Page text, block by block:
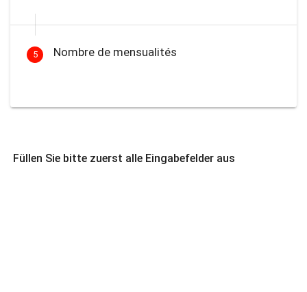
5 Nombre de mensualités
Füllen Sie bitte zuerst alle Eingabefelder aus